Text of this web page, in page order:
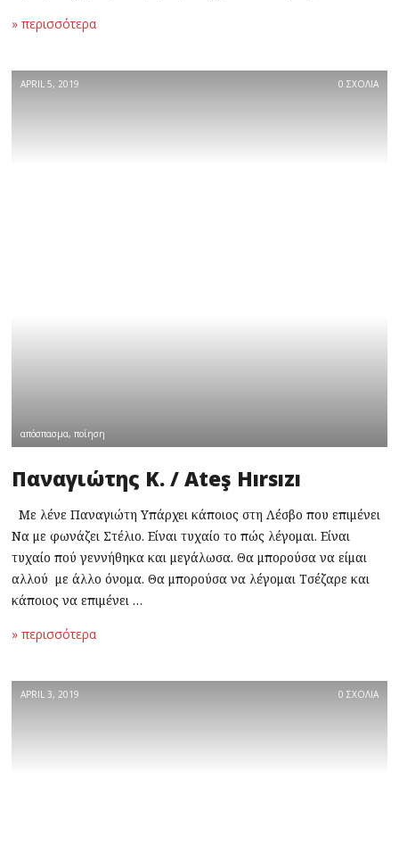
» περισσότερα
APRIL 5, 2019 0 ΣΧΟΛΙΑ
απόσπασμα,ποίηση
Παναγιώτης Κ. / Ateş Hırsızı
Με λένε Παναγιώτη Υπάρχει κάποιος στη Λέσβο που επιμένει
Να με φωνάζει Στέλιο. Είναι τυχαίο το πώς λέγομαι. Είναι
τυχαίο πού γεννήθηκα και μεγάλωσα. Θα μπορούσα να είμαι
αλλού με άλλο όνομα. Θα μπορούσα να λέγομαι Τσέζαρε και
κάποιος να επιμένει …
» περισσότερα
APRIL 3, 2019 0 ΣΧΟΛΙΑ